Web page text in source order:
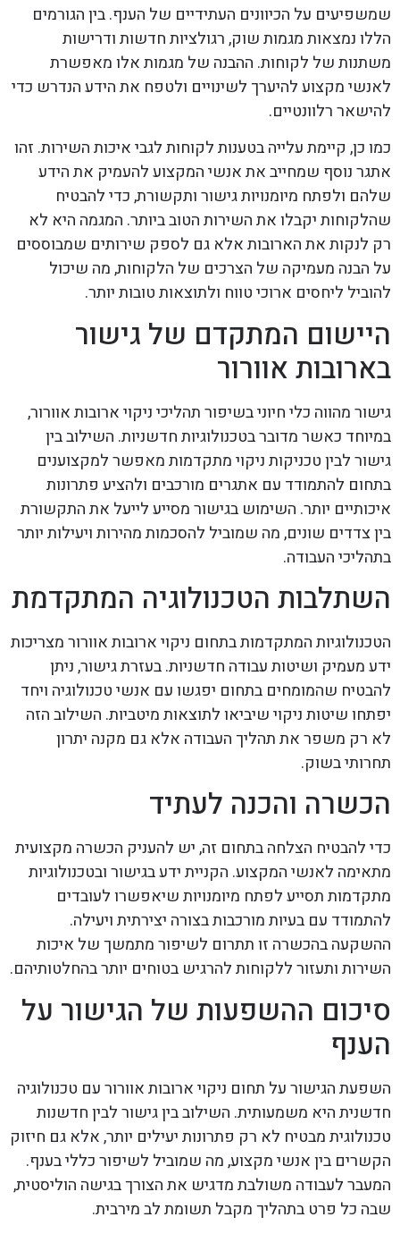
שמשפיעים על הכיוונים העתידיים של הענף. בין הגורמים
הללו נמצאות מגמות שוק, רגולציות חדשות ודרישות
משתנות של לקוחות. ההבנה של מגמות אלו מאפשרת
לאנשי מקצוע להיערך לשינויים ולטפח את הידע הנדרש כדי
להישאר רלוונטיים.
כמו כן, קיימת עלייה בטענות לקוחות לגבי איכות השירות. זהו
אתגר נוסף שמחייב את אנשי המקצוע להעמיק את הידע
שלהם ולפתח מיומנויות גישור ותקשורת, כדי להבטיח
שהלקוחות יקבלו את השירות הטוב ביותר. המגמה היא לא
רק לנקות את הארובות אלא גם לספק שירותים שמבוססים
על הבנה מעמיקה של הצרכים של הלקוחות, מה שיכול
להוביל ליחסים ארוכי טווח ולתוצאות טובות יותר.
היישום המתקדם של גישור
בארובות אוורור
גישור מהווה כלי חיוני בשיפור תהליכי ניקוי ארובות אוורור,
במיוחד כאשר מדובר בטכנולוגיות חדשניות. השילוב בין
גישור לבין טכניקות ניקוי מתקדמות מאפשר למקצוענים
בתחום להתמודד עם אתגרים מורכבים ולהציע פתרונות
איכותיים יותר. השימוש בגישור מסייע לייעל את התקשורת
בין צדדים שונים, מה שמוביל להסכמות מהירות ויעילות יותר
בתהליכי העבודה.
השתלבות הטכנולוגיה המתקדמת
הטכנולוגיות המתקדמות בתחום ניקוי ארובות אוורור מצריכות
ידע מעמיק ושיטות עבודה חדשניות. בעזרת גישור, ניתן
להבטיח שהמומחים בתחום יפגשו עם אנשי טכנולוגיה ויחד
יפתחו שיטות ניקוי שיביאו לתוצאות מיטביות. השילוב הזה
לא רק משפר את תהליך העבודה אלא גם מקנה יתרון
תחרותי בשוק.
הכשרה והכנה לעתיד
כדי להבטיח הצלחה בתחום זה, יש להעניק הכשרה מקצועית
מתאימה לאנשי המקצוע. הקניית ידע בגישור ובטכנולוגיות
מתקדמות תסייע לפתח מיומנויות שיאפשרו לעובדים
להתמודד עם בעיות מורכבות בצורה יצירתית ויעילה.
ההשקעה בהכשרה זו תתרום לשיפור מתמשך של איכות
השירות ותעזור ללקוחות להרגיש בטוחים יותר בהחלטותיהם.
סיכום ההשפעות של הגישור על
הענף
השפעת הגישור על תחום ניקוי ארובות אוורור עם טכנולוגיה
חדשנית היא משמעותית. השילוב בין גישור לבין חדשנות
טכנולוגית מבטיח לא רק פתרונות יעילים יותר, אלא גם חיזוק
הקשרים בין אנשי מקצוע, מה שמוביל לשיפור כללי בענף.
המעבר לעבודה משולבת מדגיש את הצורך בגישה הוליסטית,
שבה כל פרט בתהליך מקבל תשומת לב מירבית.